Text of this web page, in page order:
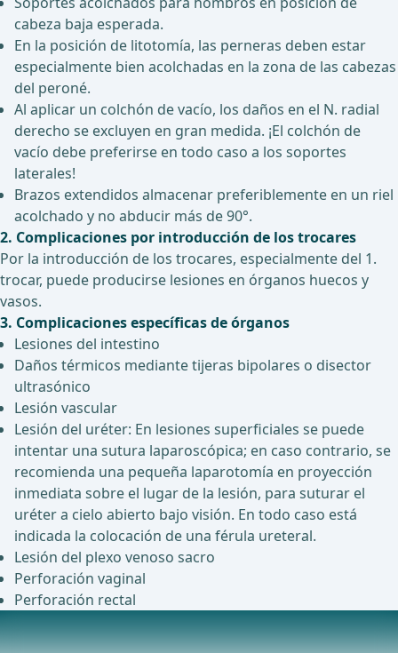
cabeza baja esperada.
En la posición de litotomía, las perneras deben estar
especialmente bien acolchadas en la zona de las cabezas
del peroné.
Al aplicar un colchón de vacío, los daños en el N. radial
derecho se excluyen en gran medida. ¡El colchón de
vacío debe preferirse en todo caso a los soportes
laterales!
Brazos extendidos almacenar preferiblemente en un riel
acolchado y no abducir más de 90°.
2. Complicaciones por introducción de los trocares
Por la introducción de los trocares, especialmente del 1.
trocar, puede producirse lesiones en órganos huecos y
vasos.
3. Complicaciones específicas de órganos
Lesiones del intestino
Daños térmicos mediante tijeras bipolares o disector
ultrasónico
Lesión vascular
Lesión del uréter: En lesiones superficiales se puede
intentar una sutura laparoscópica; en caso contrario, se
recomienda una pequeña laparotomía en proyección
inmediata sobre el lugar de la lesión, para suturar el
uréter a cielo abierto bajo visión. En todo caso está
indicada la colocación de una férula ureteral.
Lesión del plexo venoso sacro
Perforación vaginal
Perforación rectal
Complicaciones postoperatorias